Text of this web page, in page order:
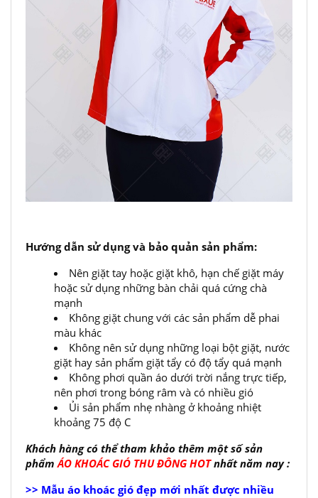
Hướng dẫn sử dụng và bảo quản sản phẩm:
Nên giặt tay hoặc giặt khô, hạn chế giặt máy
hoặc sử dụng những bàn chải quá cứng chà
mạnh
Không giặt chung với các sản phẩm dễ phai
màu khác
Không nên sử dụng những loại bột giặt, nước
giặt hay sản phẩm giặt tẩy có độ tẩy quá mạnh
Không phơi quần áo dưới trời nắng trực tiếp,
nên phơi trong bóng râm và có nhiều gió
Ủi sản phẩm nhẹ nhàng ở khoảng nhiệt
khoảng 75 độ C
Khách hàng có thể tham khảo thêm một số sản
phẩmÁO KHOÁC GIÓ THU ĐÔNG HOTnhất năm nay :
>> Mẫu áo khoác gió đẹp mới nhất được nhiều